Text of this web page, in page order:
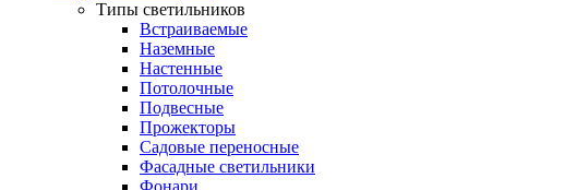
Типы светильников
Встраиваемые
Наземные
Настенные
Потолочные
Подвесные
Прожекторы
Садовые переносные
Фасадные светильники
Фонари